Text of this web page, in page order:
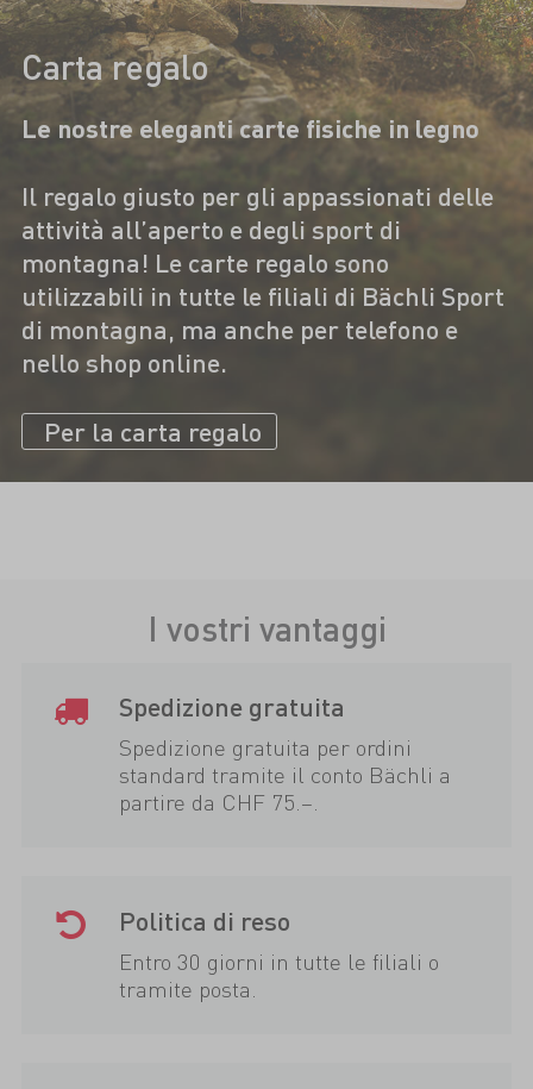
Carta regalo
Le nostre eleganti carte fisiche in legno
Il regalo giusto per gli appassionati delle
attività all’aperto e degli sport di
montagna! Le carte regalo sono
utilizzabili in tutte le filiali di Bächli Sport
di montagna, ma anche per telefono e
nello shop online.
Per la carta regalo
I vostri vantaggi
Spedizione gratuita
Spedizione gratuita per ordini
standard tramite il conto Bächli a
partire da CHF 75.–.
Politica di reso
Entro 30 giorni in tutte le filiali o
tramite posta.